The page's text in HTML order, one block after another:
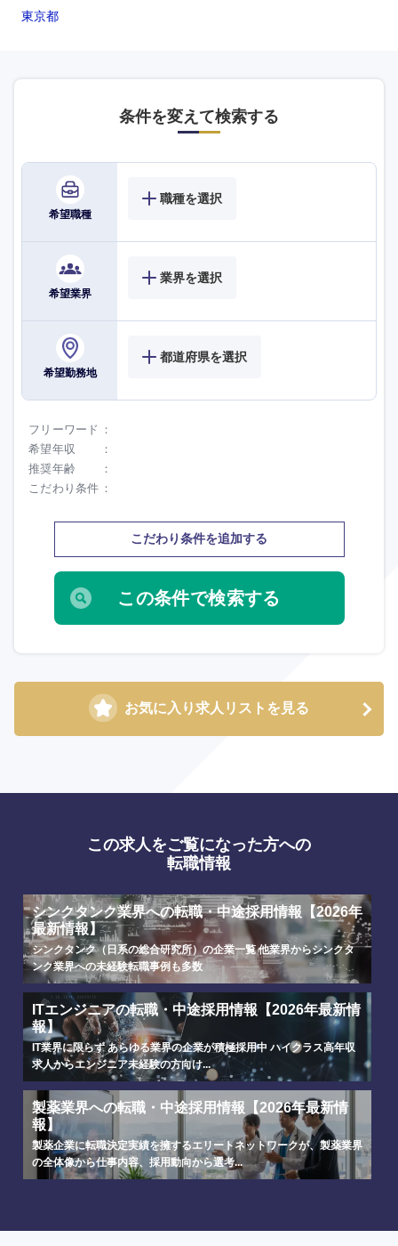
東京都
条件を変えて検索する
希望職種
職種を選択
希望業界
業界を選択
希望勤務地
都道府県を選択
フリーワード
希望年収
推奨年齢
こだわり条件
こだわり条件を追加する
お気に入り求人リストを見る
選択する
選択する
選択する
選択する
この求人をご覧になった方への
転職情報
シンクタンク業界への転職・中途採用情報【2026年
最新情報】
シンクタンク（日系の総合研究所）の企業一覧 他業界からシンクタ
ンク業界への未経験転職事例も多数
ITエンジニアの転職・中途採用情報【2026年最新情
報】
IT業界に限らず あらゆる業界の企業が積極採用中 ハイクラス高年収
求人からエンジニア未経験の方向け...
製薬業界への転職・中途採用情報【2026年最新情
報】
製薬企業に転職決定実績を擁するエリートネットワークが、製薬業界
の全体像から仕事内容、採用動向から選考...